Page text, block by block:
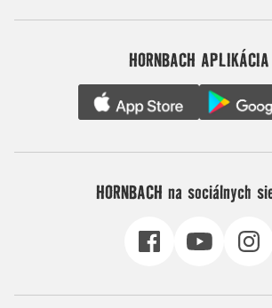
HORNBACH APLIKÁCIA
HORNBACH na sociálnych